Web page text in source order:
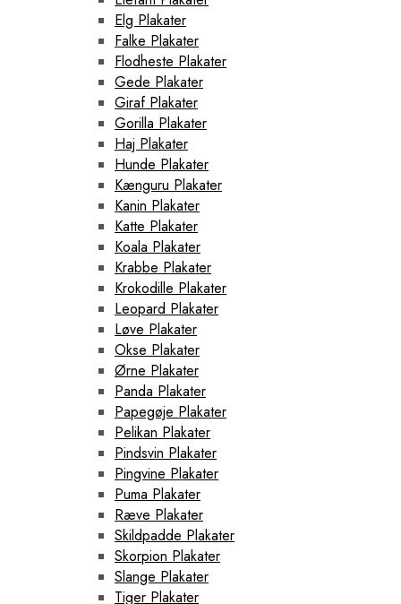
Elg Plakater
Falke Plakater
Flodheste Plakater
Gede Plakater
Giraf Plakater
Gorilla Plakater
Haj Plakater
Hunde Plakater
Kænguru Plakater
Kanin Plakater
Katte Plakater
Koala Plakater
Krabbe Plakater
Krokodille Plakater
Leopard Plakater
Løve Plakater
Okse Plakater
Ørne Plakater
Panda Plakater
Papegøje Plakater
Pelikan Plakater
Pindsvin Plakater
Pingvine Plakater
Puma Plakater
Ræve Plakater
Skildpadde Plakater
Skorpion Plakater
Slange Plakater
Tiger Plakater